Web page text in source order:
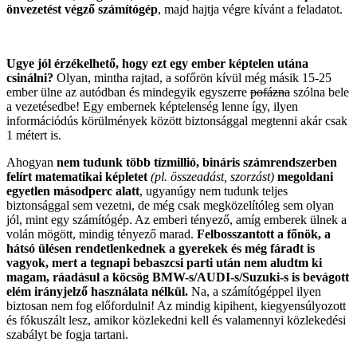
önvezetést végző számítógép, majd hajtja végre kívánt a feladatot.
Ugye jól érzékelhető, hogy ezt egy ember képtelen utána
csinálni? Olyan, mintha rajtad, a sofőrön kívül még másik 15-25
ember ülne az autódban és mindegyik egyszerre pofázna szólna bele
a vezetésedbe! Egy embernek képtelenség lenne így, ilyen
információdús körülmények között biztonsággal megtenni akár csak
1 métert is.
Ahogyan nem tudunk több tízmillió, bináris számrendszerben
felírt matematikai képletet (pl. összeadást, szorzást) megoldani
egyetlen másodperc alatt, ugyanúgy nem tudunk teljes
biztonsággal sem vezetni, de még csak megközelítóleg sem olyan
jól, mint egy számítógép. Az emberi tényező, amíg emberek ülnek a
volán mögött, mindig tényező marad. Felbosszantott a főnök, a
hátsó ülésen rendetlenkednek a gyerekek és még fáradt is
vagyok, mert a tegnapi bebaszcsi parti után nem aludtm ki
magam, ráadásul a köcsög BMW-s/AUDI-s/Suzuki-s is bevágott
elém irányjelző használata nélkül. Na, a számítógéppel ilyen
biztosan nem fog előfordulni! Az mindig kipihent, kiegyensúlyozott
és fókuszált lesz, amikor közlekedni kell és valamennyi közlekedési
szabályt be fogja tartani.